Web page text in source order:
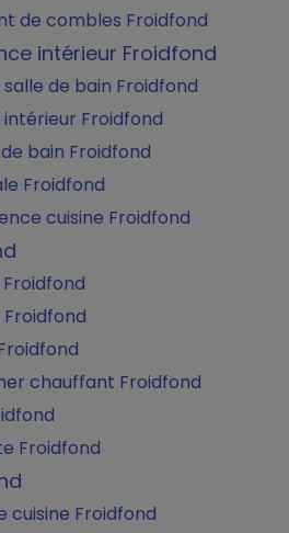
de combles Froidfond
intérieur Froidfond
de bain Froidfond
Froidfond
bain Froidfond
Froidfond
cuisine Froidfond
chauffant Froidfond
Froidfond
cuisine Froidfond